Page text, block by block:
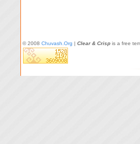
© 2008 Chuvash.Org | Clear & Crisp is a free